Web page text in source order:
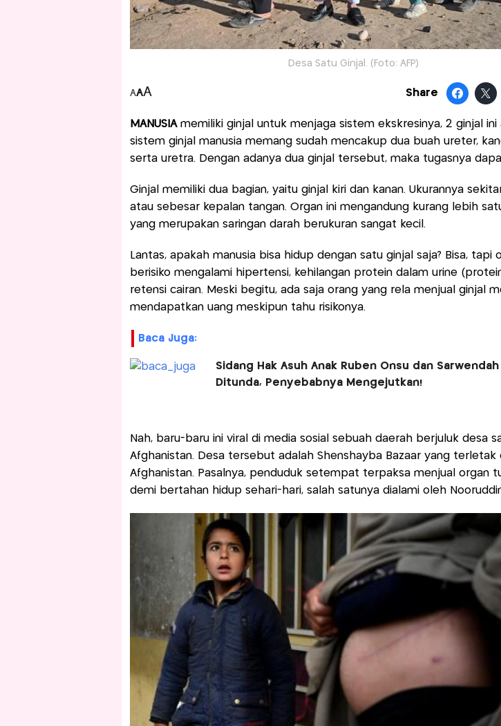
Desa Satu Ginjal. (Foto: AFP)
AAA Share
MANUSIA memiliki ginjal untuk menjaga sistem ekskresinya, 2 ginjal ini
sistem ginjal manusia memang sudah mencakup dua buah ureter,
serta uretra. Dengan adanya dua ginjal tersebut, maka tugasnya
Ginjal memiliki dua bagian, yaitu ginjal kiri dan kanan. Ukurannya
atau sebesar kepalan tangan. Organ ini mengandung kurang lebih
yang merupakan saringan darah berukuran sangat kecil.
Lantas, apakah manusia bisa hidup dengan satu ginjal saja? Bisa, tapi
berisiko mengalami hipertensi, kehilangan protein dalam urine
retensi cairan. Meski begitu, ada saja orang yang rela menjual ginjal
mendapatkan uang meskipun tahu risikonya.
Baca Juga:
Sidang Hak Asuh Anak Ruben Onsu dan
Ditunda, Penyebabnya Mengejutkan!
Nah, baru-baru ini viral di media sosial sebuah daerah berjuluk desa
Afghanistan. Desa tersebut adalah Shenshayba Bazaar yang terletak
Afghanistan. Pasalnya, penduduk setempat terpaksa menjual organ
demi bertahan hidup sehari-hari, salah satunya dialami oleh